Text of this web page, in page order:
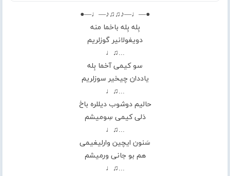
●—♩—♪♫♫♪—♩—●
بِله بِله باخما منه
دویغولانیر گوزلریم
...♫♩
سو کیمی آخما بِله
یاددان چیخیر سوزلریم
...♫♩
حالیم دوشوب دیللره باخ
دَلی کیمی سِومیشم
...♫♩
سَنون ایچین وارلیغیمی
هم بو جانی ورمیشم
...♫♩